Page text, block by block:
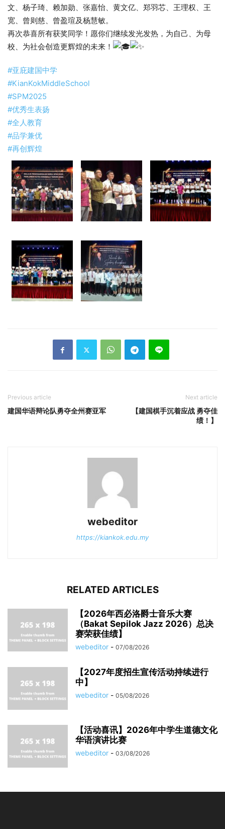
文、杨子琦、赖加勋、张嘉怡、黄文亿、郑羽芯、王理权、王
宽、曾则慈、曾盈瑄及杨慧敏。​
再次恭喜所有获奖同学！愿你们继续发光发热，为自己、为母
校、为社会创造更辉煌的未来！
#亚庇建国中学
#KianKokMiddleSchool
#SPM2025
#优秀生表扬
#全人教育
#品学兼优
#再创辉煌
Previous article
建国华语辩论队勇夺全州赛亚军
Next article
【建国棋手沉着应战 勇夺佳
绩！】
webeditor
https://kiankok.edu.my
RELATED ARTICLES
【2026年西必洛爵士音乐大赛
（Bakat Sepilok Jazz 2026）总决
赛荣获佳绩】
webeditor - 07/08/2026
【2027年度招生宣传活动持续进行
中】
webeditor - 05/08/2026
【活动喜讯】2026年中学生道德文化
华语演讲比赛
webeditor - 03/08/2026